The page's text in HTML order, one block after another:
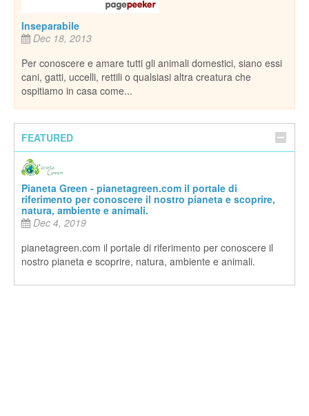
Inseparabile
Dec 18, 2013
Per conoscere e amare tutti gli animali domestici, siano essi
cani, gatti, uccelli, rettili o qualsiasi altra creatura che
ospitiamo in casa come...
FEATURED
Pianeta Green - pianetagreen.com il portale di
riferimento per conoscere il nostro pianeta e scoprire,
natura, ambiente e animali.
Dec 4, 2019
pianetagreen.com il portale di riferimento per conoscere il
nostro pianeta e scoprire, natura, ambiente e animali.